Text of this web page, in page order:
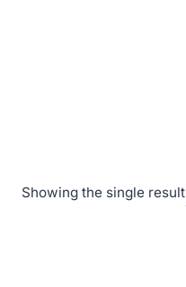
Showing the single result